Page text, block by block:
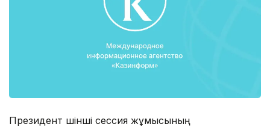
Президент үшінші сессия жұмысының